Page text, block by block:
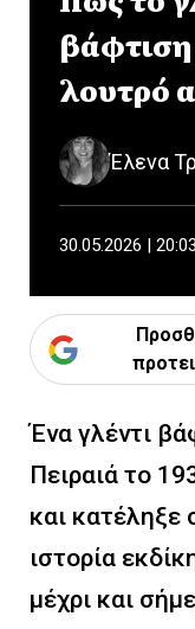
λουτρό
Έλενα
30.05.2026 | 20:03
Ένα γλέντι
Πειραιά το
και κατέληξε
ιστορία
μέχρι και